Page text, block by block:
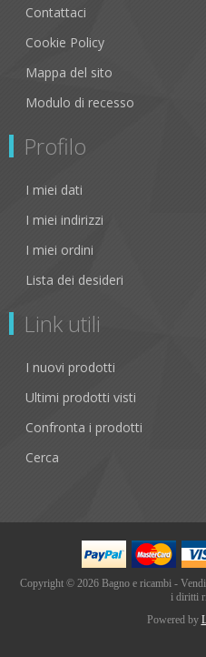
Contattaci
Cookie Policy
Mappa del sito
Modulo di recesso
Profilo
I miei dati
I miei indirizzi
I miei ordini
Lista dei desideri
Link utili
I nuovi prodotti
Ultimi prodotti visti
Confronta i prodotti
Cerca
Copyright © 2026 Bagno e ricambi -
i diritti
Powered by